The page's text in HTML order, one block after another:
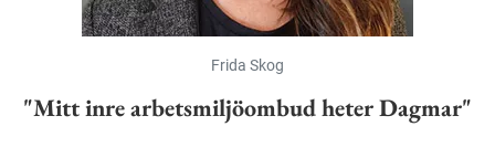
Frida Skog
"Mitt inre arbetsmiljöombud heter Dagmar"